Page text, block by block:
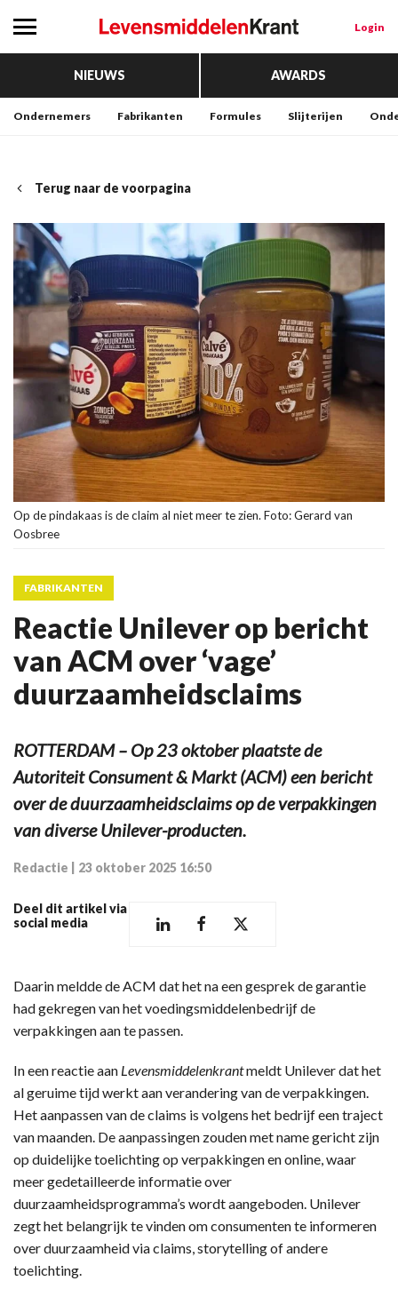
Login
NIEUWS AWARDS
Ondernemers Fabrikanten Formules Slijterijen
Terug naar de voorpagina
Op de pindakaas is de claim al niet meer te zien. Foto: Gerard van
Oosbree
FABRIKANTEN
Reactie Unilever op bericht
van ACM over ‘vage’
duurzaamheidsclaims
ROTTERDAM – Op 23 oktober plaatste de
Autoriteit Consument & Markt (ACM) een bericht
over de duurzaamheidsclaims op de verpakkingen
van diverse Unilever-producten.
Redactie 23 oktober 2025 16:50
Deel dit artikel via
social media
Daarin meldde de ACM dat het na een gesprek de garantie
had gekregen van het voedingsmiddelenbedrijf de
verpakkingen aan te passen.
In een reactie aan Levensmiddelenkrantmeldt Unilever dat het
al geruime tijd werkt aan verandering van de verpakkingen.
Het aanpassen van de claims is volgens het bedrijf een traject
van maanden. De aanpassingen zouden met name gericht zijn
op duidelijke toelichting op verpakkingen en online, waar
meer gedetailleerde informatie over
duurzaamheidsprogramma’s wordt aangeboden. Unilever
zegt het belangrijk te vinden om consumenten te informeren
over duurzaamheid via claims, storytelling of andere
toelichting.